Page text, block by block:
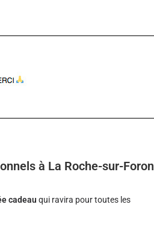
à La Roche-sur-Foron
cadeau qui ravira pour toutes les